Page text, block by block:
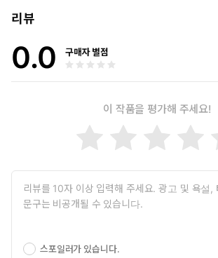
리뷰
0.0 구매자 별점
이 작품을 평가해 주세요!
스포일러가 있습니다.